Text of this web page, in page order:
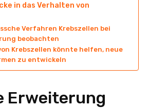
in das Verhalten von
Verfahren Krebszellen bei
beobachten
Krebszellen könnte helfen, neue
zu entwickeln
Erweiterung